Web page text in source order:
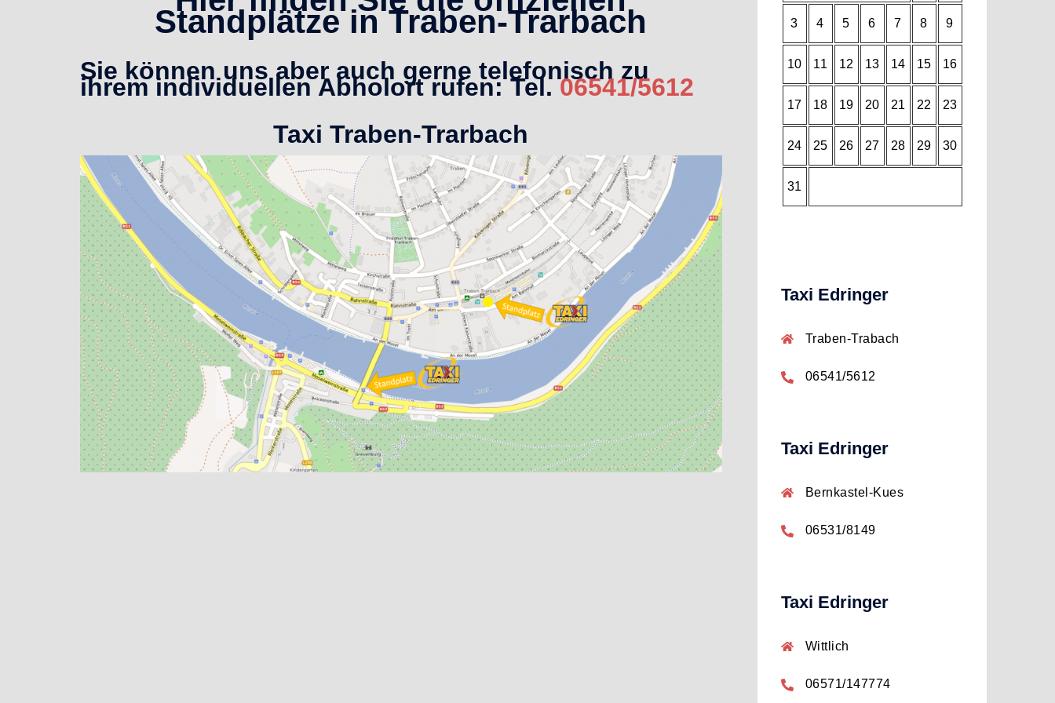
Standplätze in Traben-Trarbach
Sie können uns aber auch gerne telefonisch zu
ihrem individuellen Abholort rufen: Tel.06541/5612
Taxi Traben-Trarbach
3 4 5 6 7 8 9
10 11 12 13 14 15 16
17 18 19 20 21 22 23
24 25 26 27 28 29 30
31
Taxi Edringer
Traben-Trabach
06541/5612
Taxi Edringer
Bernkastel-Kues
06531/8149
Taxi Edringer
Wittlich
06571/147774